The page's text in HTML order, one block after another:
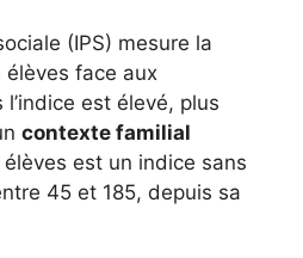
(IPS) mesure la
face aux
est élevé, plus
contexte familial
élèves est un indice sans
45 et 185, depuis sa